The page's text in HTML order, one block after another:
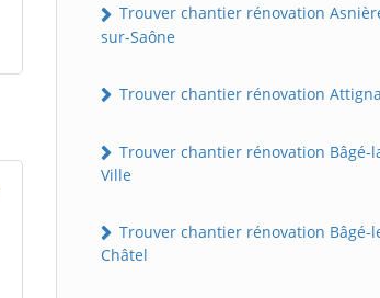
Trouver chantier rénovation
sur-Saône
Trouver chantier rénovation
Trouver chantier rénovation Bâgé-
Ville
Trouver chantier rénovation Bâgé-
Châtel